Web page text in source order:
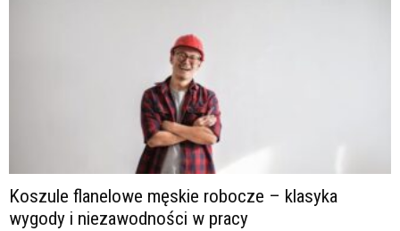
Koszule flanelowe męskie robocze – klasyka
wygody i niezawodności w pracy